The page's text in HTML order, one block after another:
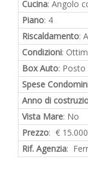
Cucina: Angolo
Piano: 4
Riscaldamento:
Condizioni:
Box Auto:
Spese
Anno di
Vista Mare: No
Prezzo: € 15.000
Rif. Agenzia: